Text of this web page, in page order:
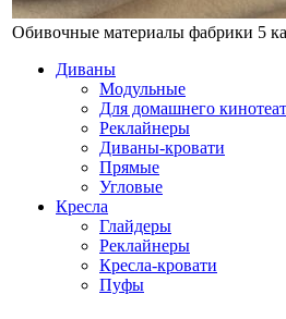
Обивочные материалы фабрики 5
Диваны
Модульные
Для домашнего
Реклайнеры
Диваны-кровати
Прямые
Угловые
Кресла
Глайдеры
Реклайнеры
Кресла-кровати
Пуфы